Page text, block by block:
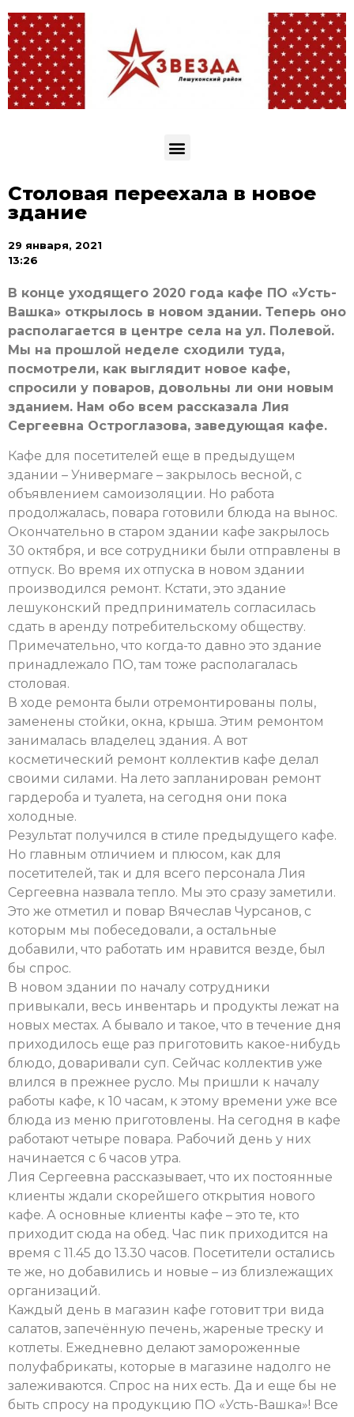
Столовая переехала в новое
здание
29 января, 2021
13:26
В конце уходящего 2020 года кафе ПО «Усть-
Вашка» открылось в новом здании. Теперь оно
располагается в центре села на ул. Полевой.
Мы на прошлой неделе сходили туда,
посмотрели, как выглядит новое кафе,
спросили у поваров, довольны ли они новым
зданием. Нам обо всем рассказала Лия
Сергеевна Остроглазова, заведующая кафе.
Кафе для посетителей еще в предыдущем
здании – Универмаге – закрылось весной, с
объявлением самоизоляции. Но работа
продолжалась, повара готовили блюда на вынос.
Окончательно в старом здании кафе закрылось
30 октября, и все сотрудники были отправлены в
отпуск. Во время их отпуска в новом здании
производился ремонт. Кстати, это здание
лешуконский предприниматель согласилась
сдать в аренду потребительскому обществу.
Примечательно, что когда-то давно это здание
принадлежало ПО, там тоже располагалась
столовая.
В ходе ремонта были отремонтированы полы,
заменены стойки, окна, крыша. Этим ремонтом
занималась владелец здания. А вот
косметический ремонт коллектив кафе делал
своими силами. На лето запланирован ремонт
гардероба и туалета, на сегодня они пока
холодные.
Результат получился в стиле предыдущего кафе.
Но главным отличием и плюсом, как для
посетителей, так и для всего персонала Лия
Сергеевна назвала тепло. Мы это сразу заметили.
Это же отметил и повар Вячеслав Чурсанов, с
которым мы побеседовали, а остальные
добавили, что работать им нравится везде, был
бы спрос.
В новом здании по началу сотрудники
привыкали, весь инвентарь и продукты лежат на
новых местах. А бывало и такое, что в течение дня
приходилось еще раз приготовить какое-нибудь
блюдо, доваривали суп. Сейчас коллектив уже
влился в прежнее русло. Мы пришли к началу
работы кафе, к 10 часам, к этому времени уже все
блюда из меню приготовлены. На сегодня в кафе
работают четыре повара. Рабочий день у них
начинается с 6 часов утра.
Лия Сергеевна рассказывает, что их постоянные
клиенты ждали скорейшего открытия нового
кафе. А основные клиенты кафе – это те, кто
приходит сюда на обед. Час пик приходится на
время с 11.45 до 13.30 часов. Посетители остались
те же, но добавились и новые – из близлежащих
организаций.
Каждый день в магазин кафе готовит три вида
салатов, запечённую печень, жареные треску и
котлеты. Ежедневно делают замороженные
полуфабрикаты, которые в магазине надолго не
залеживаются. Спрос на них есть. Да и еще бы не
быть спросу на продукцию ПО «Усть-Вашка»! Все